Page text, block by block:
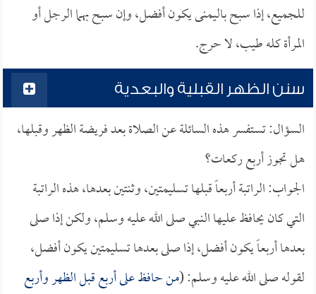
للجميع، إذا سبح باليمنى يكون أفضل، وإن سبح بهما الرجل أو
المرأة كله طيب، لا حرج.
سنن الظهر القبلية والبعدية
السؤال: تستفسر هذه السائلة عن الصلاة بعد فريضة الظهر وقبلها،
هل تجوز أربع ركعات؟
الجواب: الراتبة أربعاً قبلها تسليمتين، وثنتين بعدها، هذه الراتبة
التي كان يحافظ عليها النبي صلى الله عليه وسلم، ولكن إذا صلى
بعدها أربعاً يكون أفضل، إذا صلى بعدها تسليمتين يكون أفضل،
لقوله صلى الله عليه وسلم: (من حافظ على أربع قبل الظهر وأربع